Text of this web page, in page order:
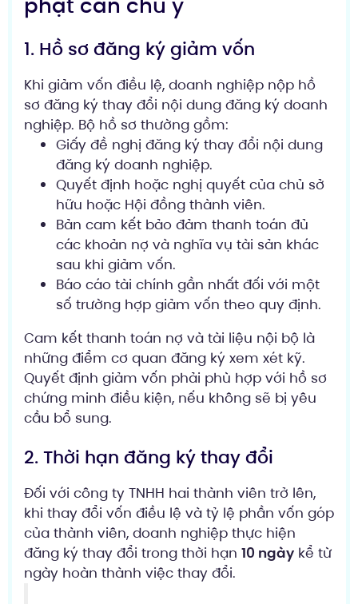
phạt cần chú ý
1. Hồ sơ đăng ký giảm vốn
Khi giảm vốn điều lệ, doanh nghiệp nộp hồ
sơ đăng ký thay đổi nội dung đăng ký doanh
nghiệp. Bộ hồ sơ thường gồm:
Giấy đề nghị đăng ký thay đổi nội dung
đăng ký doanh nghiệp.
Quyết định hoặc nghị quyết của chủ sở
hữu hoặc Hội đồng thành viên.
Bản cam kết bảo đảm thanh toán đủ
các khoản nợ và nghĩa vụ tài sản khác
sau khi giảm vốn.
Báo cáo tài chính gần nhất đối với một
số trường hợp giảm vốn theo quy định.
Cam kết thanh toán nợ và tài liệu nội bộ là
những điểm cơ quan đăng ký xem xét kỹ.
Quyết định giảm vốn phải phù hợp với hồ sơ
chứng minh điều kiện, nếu không sẽ bị yêu
cầu bổ sung.
2. Thời hạn đăng ký thay đổi
Đối với công ty TNHH hai thành viên trở lên,
khi thay đổi vốn điều lệ và tỷ lệ phần vốn góp
của thành viên, doanh nghiệp thực hiện
đăng ký thay đổi trong thời hạn 10 ngày kể từ
ngày hoàn thành việc thay đổi.